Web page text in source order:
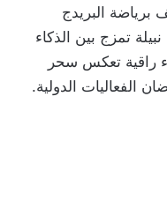
البريدج
تمزج بين الذكاء
راقية تعكس سحر
الفعاليات الدولية.